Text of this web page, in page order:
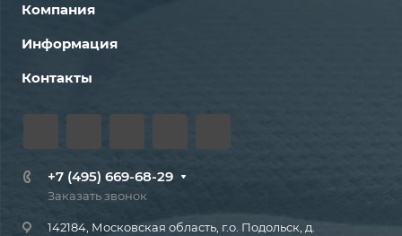
Компания
Информация
Контакты
+7 (495) 669-68-29
Заказать звонок
142184, Московская область, г.о. Подольск, д.